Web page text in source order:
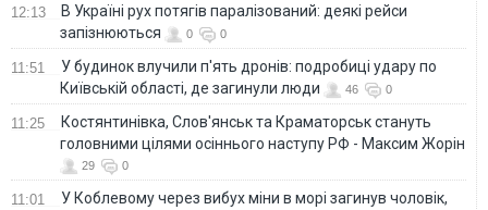
12:13
В Україні рух потягів паралізований: деякі рейси
запізнюються
0 0
11:51
У будинок влучили п'ять дронів: подробиці удару по
Київській області, де загинули люди
46 0
11:25
Костянтинівка, Слов'янськ та Краматорськ стануть
головними цілями осіннього наступу РФ - Максим Жорін
29 0
11:01
У Коблевому через вибух міни в морі загинув чоловік,